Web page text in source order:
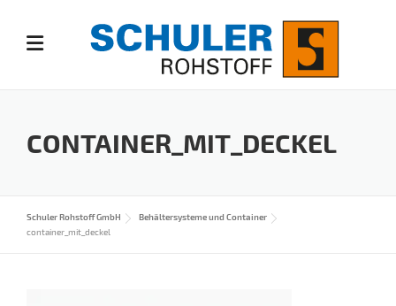
content
CONTAINER_MIT_DECKEL
Schuler Rohstoff GmbH
Behältersysteme und Container
container_mit_deckel